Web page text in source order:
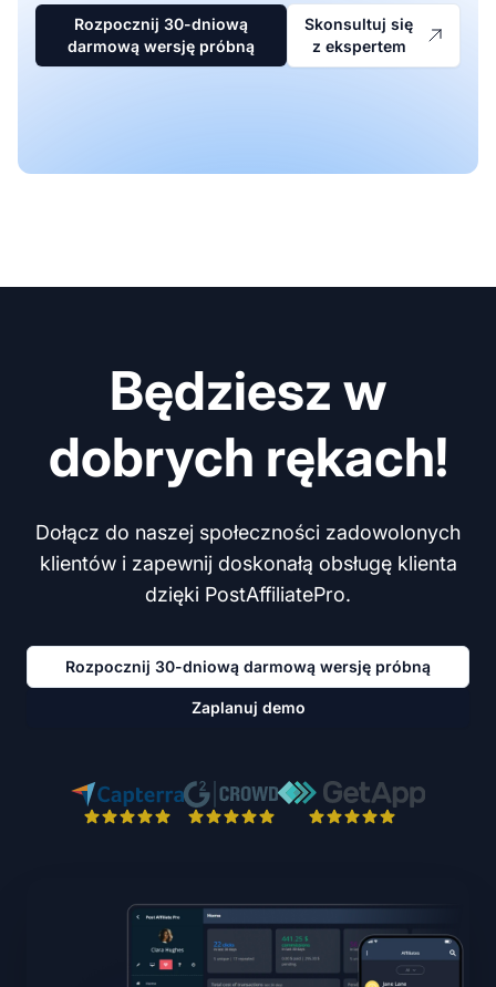
Rozpocznij 30-dniową
darmową wersję próbną
Skonsultuj się
z ekspertem
Będziesz w
dobrych rękach!
Dołącz do naszej społeczności zadowolonych
klientów i zapewnij doskonałą obsługę klienta
dzięki PostAffiliatePro.
Rozpocznij 30-dniową darmową wersję próbną
Zaplanuj demo